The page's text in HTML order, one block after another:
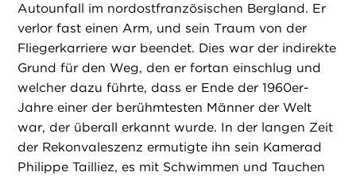
Autounfall im nordostfranzösischen Bergland. Er
verlor fast einen Arm, und sein Traum von der
Fliegerkarriere war beendet. Dies war der indirekte
Grund für den Weg, den er fortan einschlug und
welcher dazu führte, dass er Ende der 1960er-
Jahre einer der berühmtesten Männer der Welt
war, der überall erkannt wurde. In der langen Zeit
der Rekonvaleszenz ermutigte ihn sein Kamerad
Philippe Tailliez, es mit Schwimmen und Tauchen